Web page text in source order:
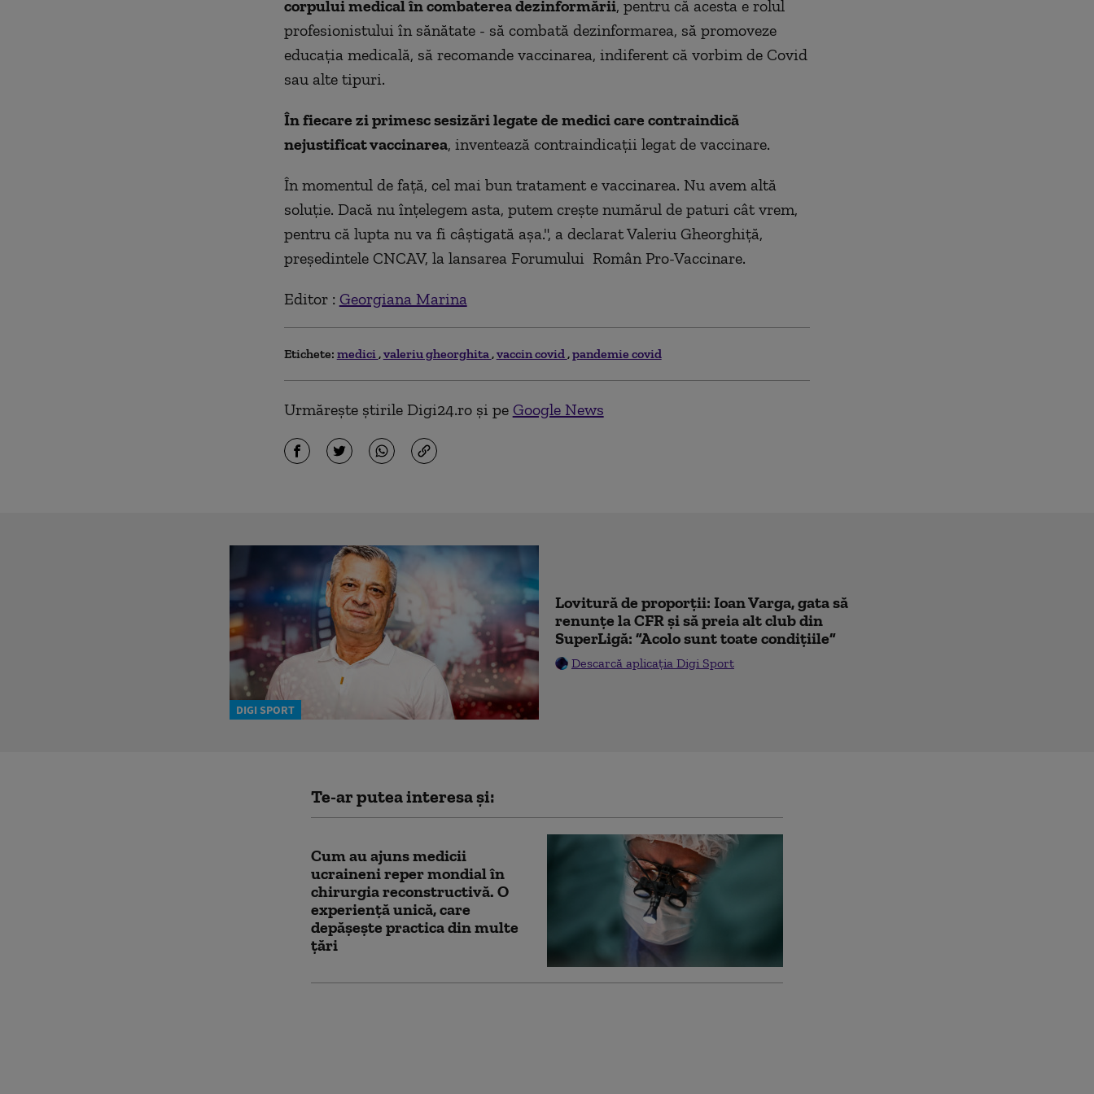
corpului medical în combaterea dezinformării, pentru că acesta e rolul
profesionistului în sănătate - să combată dezinformarea, să promoveze
educația medicală, să recomande vaccinarea, indiferent că vorbim de Covid
sau alte tipuri.
În fiecare zi primesc sesizări legate de medici care contraindică
nejustificat vaccinarea, inventează contraindicații legat de vaccinare.
În momentul de față, cel mai bun tratament e vaccinarea. Nu avem altă
soluție. Dacă nu înțelegem asta, putem crește numărul de paturi cât vrem,
pentru că lupta nu va fi câștigată așa.", a declarat Valeriu Gheorghiță,
președintele CNCAV, la lansarea Forumului Român Pro-Vaccinare.
Editor : Georgiana Marina
Etichete: medici valeriu gheorghita vaccin covid pandemie covid
Urmărește știrile Digi24.ro și pe Google News
DIGI SPORT
Lovitură de proporții: Ioan Varga, gata să
renunțe la CFR și să preia alt club din
SuperLigă: ”Acolo sunt toate condițiile”
Descarcă aplicația Digi Sport
Te-ar putea interesa și:
Cum au ajuns medicii
ucraineni reper mondial în
chirurgia reconstructivă. O
experiență unică, care
depășește practica din multe
țări